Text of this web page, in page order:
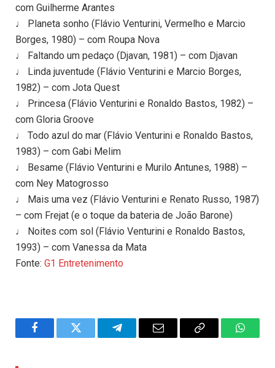
com Guilherme Arantes
♩ Planeta sonho (Flávio Venturini, Vermelho e Marcio
Borges, 1980) – com Roupa Nova
♩ Faltando um pedaço (Djavan, 1981) – com Djavan
♩ Linda juventude (Flávio Venturini e Marcio Borges,
1982) – com Jota Quest
♩ Princesa (Flávio Venturini e Ronaldo Bastos, 1982) –
com Gloria Groove
♩ Todo azul do mar (Flávio Venturini e Ronaldo Bastos,
1983) – com Gabi Melim
♩ Besame (Flávio Venturini e Murilo Antunes, 1988) –
com Ney Matogrosso
♩ Mais uma vez (Flávio Venturini e Renato Russo, 1987)
– com Frejat (e o toque da bateria de João Barone)
♩ Noites com sol (Flávio Venturini e Ronaldo Bastos,
1993) – com Vanessa da Mata
Fonte: G1 Entretenimento
FacebookTwitter TelegramEmail
Copy